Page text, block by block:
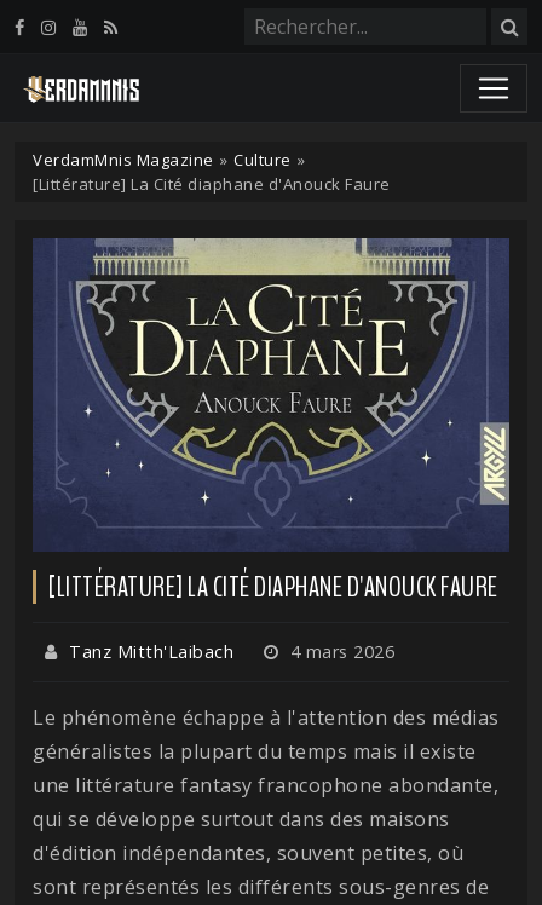
VerdamMnis Magazine » Culture »
[Littérature] La Cité diaphane d'Anouck Faure
[LITTÉRATURE] LA CITÉ DIAPHANE D'ANOUCK FAURE
Tanz Mitth'Laibach 4 mars 2026
Le phénomène échappe à l'attention des médias
généralistes la plupart du temps mais il existe
une littérature fantasy francophone abondante,
qui se développe surtout dans des maisons
d'édition indépendantes, souvent petites, où
sont représentés les différents sous-genres de
Panneau de gestion des cookies